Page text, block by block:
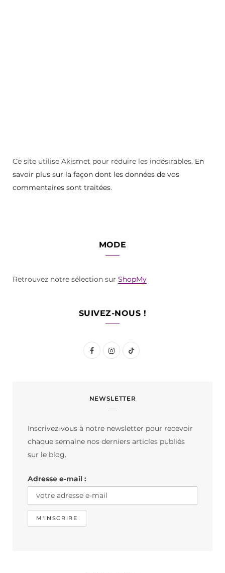
Ce site utilise Akismet pour réduire les indésirables. En
savoir plus sur la façon dont les données de vos
commentaires sont traitées.
MODE
Retrouvez notre sélection sur ShopMy
SUIVEZ-NOUS !
F
e
I
t
m
T
T
NEWSLETTER
Inscrivez-vous à notre newsletter pour recevoir
chaque semaine nos derniers articles publiés
sur le blog.
Adresse e-mail :